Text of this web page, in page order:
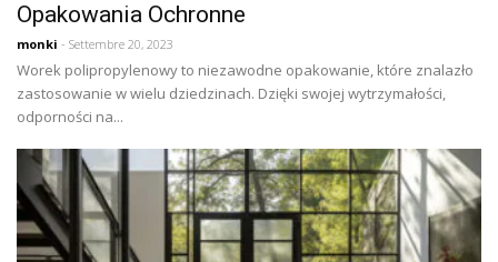
Opakowania Ochronne
monki - Settembre 20, 2023
Worek polipropylenowy to niezawodne opakowanie, które znalazło
zastosowanie w wielu dziedzinach. Dzięki swojej wytrzymałości,
odporności na...